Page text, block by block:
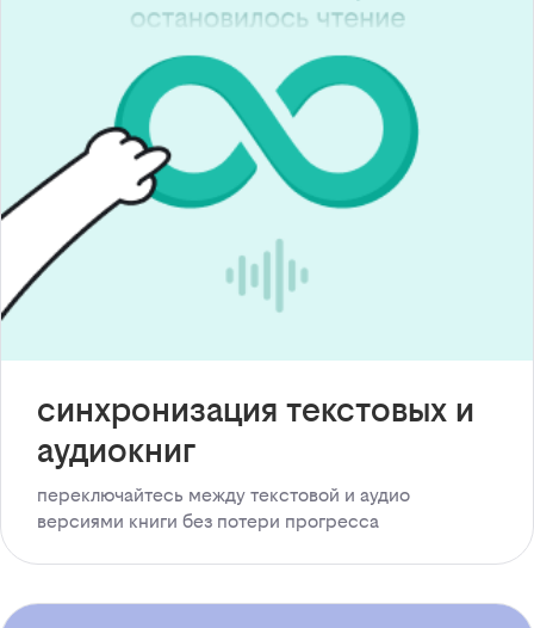
синхронизация текстовых и
аудиокниг
переключайтесь между текстовой и аудио
версиями книги без потери прогресса